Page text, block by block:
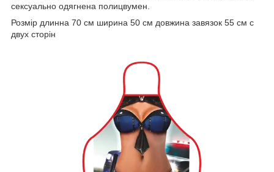
сексуально одягнена полицвумен.
Розмір длинна 70 см ширина 50 см довжина завязок 55 см с
двух сторін